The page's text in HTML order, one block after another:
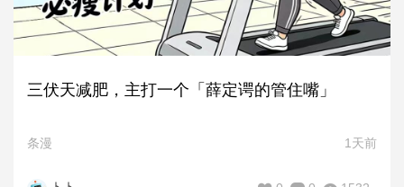
三伏天减肥，主打一个「薛定谔的管住嘴」
条漫 1天前